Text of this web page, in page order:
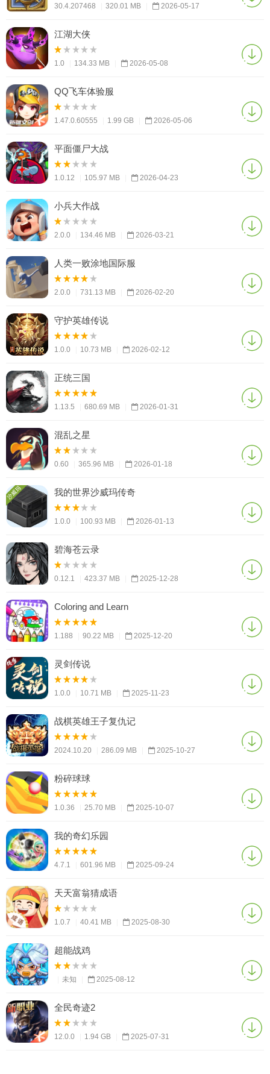
30.4.207468 320.01 MB 2026-05-17
江湖大侠
1.0 134.33 MB 2026-05-08
QQ飞车体验服
1.47.0.60555 1.99 GB 2026-05-06
平面僵尸大战
1.0.12 105.97 MB 2026-04-23
小兵大作战
2.0.0 134.46 MB 2026-03-21
人类一败涂地国际服
2.0.0 731.13 MB 2026-02-20
守护英雄传说
1.0.0 10.73 MB 2026-02-12
正统三国
1.13.5 680.69 MB 2026-01-31
混乱之星
0.60 365.96 MB 2026-01-18
我的世界沙威玛传奇
1.0.0 100.93 MB 2026-01-13
碧海苍云录
0.12.1 423.37 MB 2025-12-28
Coloring and Learn
1.188 90.22 MB 2025-12-20
灵剑传说
1.0.0 10.71 MB 2025-11-23
战棋英雄王子复仇记
2024.10.20 286.09 MB 2025-10-27
粉碎球球
1.0.36 25.70 MB 2025-10-07
我的奇幻乐园
4.7.1 601.96 MB 2025-09-24
天天富翁猜成语
1.0.7 40.41 MB 2025-08-30
超能战鸡
未知 2025-08-12
全民奇迹2
12.0.0 1.94 GB 2025-07-31